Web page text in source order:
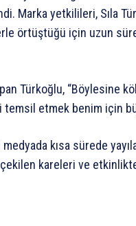
Marka yetkilileri, Sıla
örtüştüğü için uzun
Türkoğlu, “Böylesine
temsil etmek benim için
kısa sürede
kareleri ve